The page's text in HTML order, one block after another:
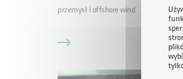
przemysł i offshore wind